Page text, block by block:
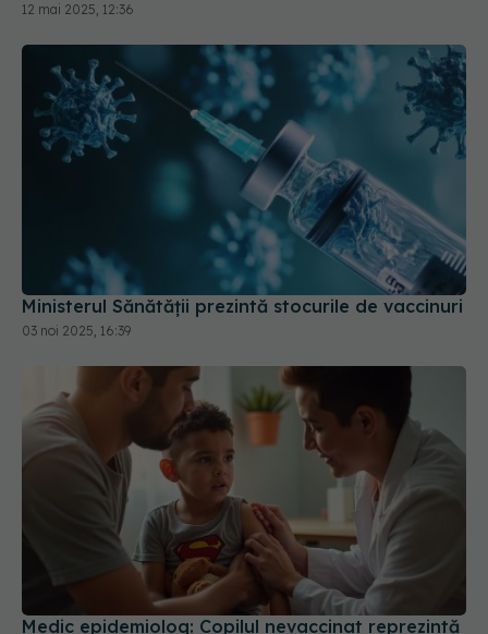
12 mai 2025, 12:36
Ministerul Sănătății prezintă stocurile de vaccinuri
03 noi 2025, 16:39
Medic epidemiolog: Copilul nevaccinat reprezintă